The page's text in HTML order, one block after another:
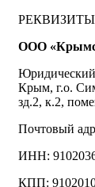
РЕКВИЗИТЫ
ООО
Юридический
Крым, г.о.
зд.2, к.2,
Почтовый
ИНН:
КПП: